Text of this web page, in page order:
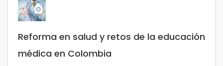
Reforma en salud y retos de la educación
médica en Colombia